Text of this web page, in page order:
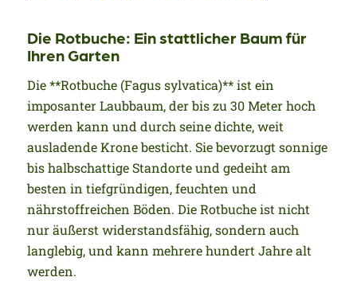
Die Rotbuche: Ein stattlicher Baum für
Ihren Garten
Die **Rotbuche (Fagus sylvatica)** ist ein
imposanter Laubbaum, der bis zu 30 Meter hoch
werden kann und durch seine dichte, weit
ausladende Krone besticht. Sie bevorzugt sonnige
bis halbschattige Standorte und gedeiht am
besten in tiefgründigen, feuchten und
nährstoffreichen Böden. Die Rotbuche ist nicht
nur äußerst widerstandsfähig, sondern auch
langlebig, und kann mehrere hundert Jahre alt
werden.